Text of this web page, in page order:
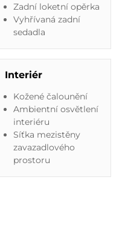
Zadní loketní opěrka
Vyhřívaná zadní
sedadla
Interiér
Kožené čalounění
Ambientní osvětlení
interiéru
Síťka mezistěny
zavazadlového
prostoru